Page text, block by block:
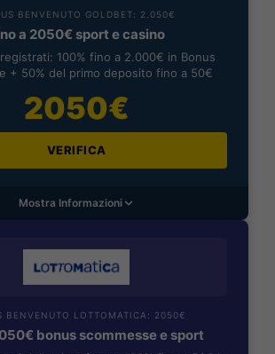
BENVENUTO GOLDBET: 2.050€
a 2050€ sport e casino
100% fino a 2.000€ in Bonus
+ 50% del primo deposito fino a 50€
2050€
VERIFICA
Mostra Informazioni
BENVENUTO LOTTOMATICA: 2050€
bonus scommesse e sport